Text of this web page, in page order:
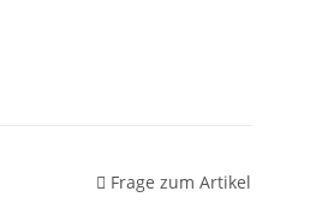
Frage zum Artikel